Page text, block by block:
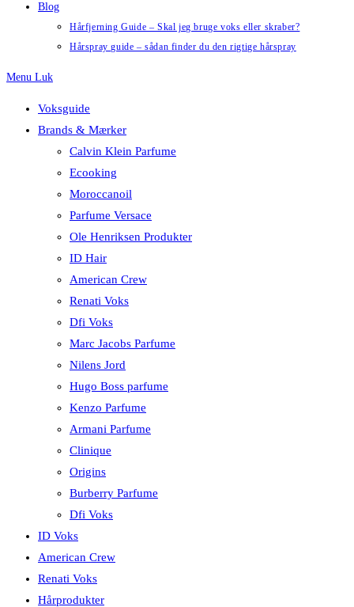
Blog
Hårfjerning Guide – Skal jeg bruge voks eller skraber?
Hårspray guide – sådan finder du den rigtige hårspray
Menu Luk
Voksguide
Brands & Mærker
Calvin Klein Parfume
Ecooking
Moroccanoil
Parfume Versace
Ole Henriksen Produkter
ID Hair
American Crew
Renati Voks
Dfi Voks
Marc Jacobs Parfume
Nilens Jord
Hugo Boss parfume
Kenzo Parfume
Armani Parfume
Clinique
Origins
Burberry Parfume
Dfi Voks
ID Voks
American Crew
Renati Voks
Hårprodukter